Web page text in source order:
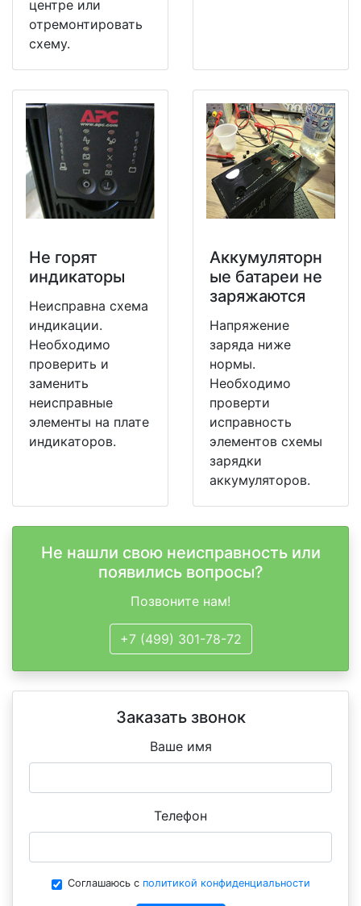
центре или
отремонтировать
схему.
Не горят
индикаторы
Неисправна схема
индикации.
Необходимо
проверить и
заменить
неисправные
элементы на плате
индикаторов.
Аккумуляторн
ые батареи не
заряжаются
Напряжение
заряда ниже
нормы.
Необходимо
проверти
исправность
элементов схемы
зарядки
аккумуляторов.
Не нашли свою неисправность или
появились вопросы?
Позвоните нам!
+7 (499) 301-78-72
Заказать звонок
Ваше имя
Телефон
Соглашаюсь с политикой конфиденциальности